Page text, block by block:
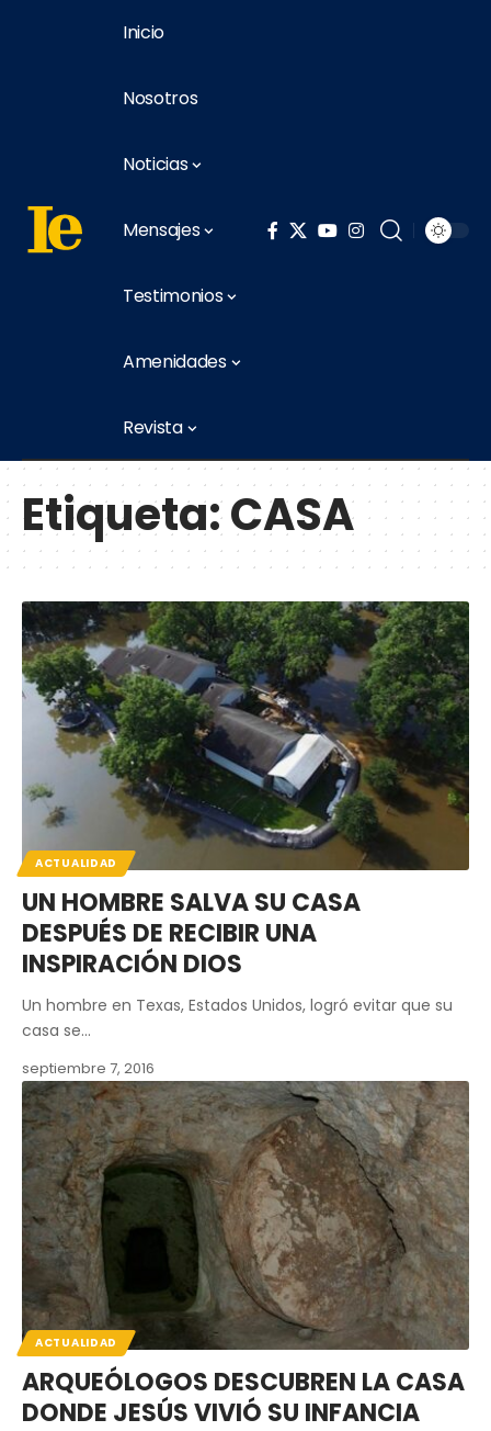
Inicio
Nosotros
Noticias
Mensajes
Testimonios
Amenidades
Revista
Etiqueta:CASA
ACTUALIDAD
UN HOMBRE SALVA SU CASA
DESPUÉS DE RECIBIR UNA
INSPIRACIÓN DIOS
Un hombre en Texas, Estados Unidos, logró evitar que su
casa se…
septiembre 7, 2016
ACTUALIDAD
ARQUEÓLOGOS DESCUBREN LA CASA
DONDE JESÚS VIVIÓ SU INFANCIA